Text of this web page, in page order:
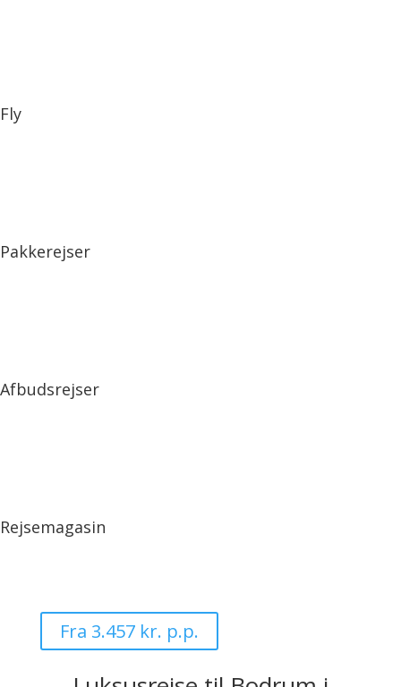
Fly
Pakkerejser
Afbudsrejser
Rejsemagasin
Fra 3.457 kr. p.p.